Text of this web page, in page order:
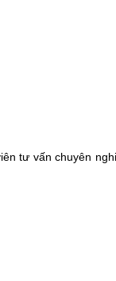
tư vấn chuyên